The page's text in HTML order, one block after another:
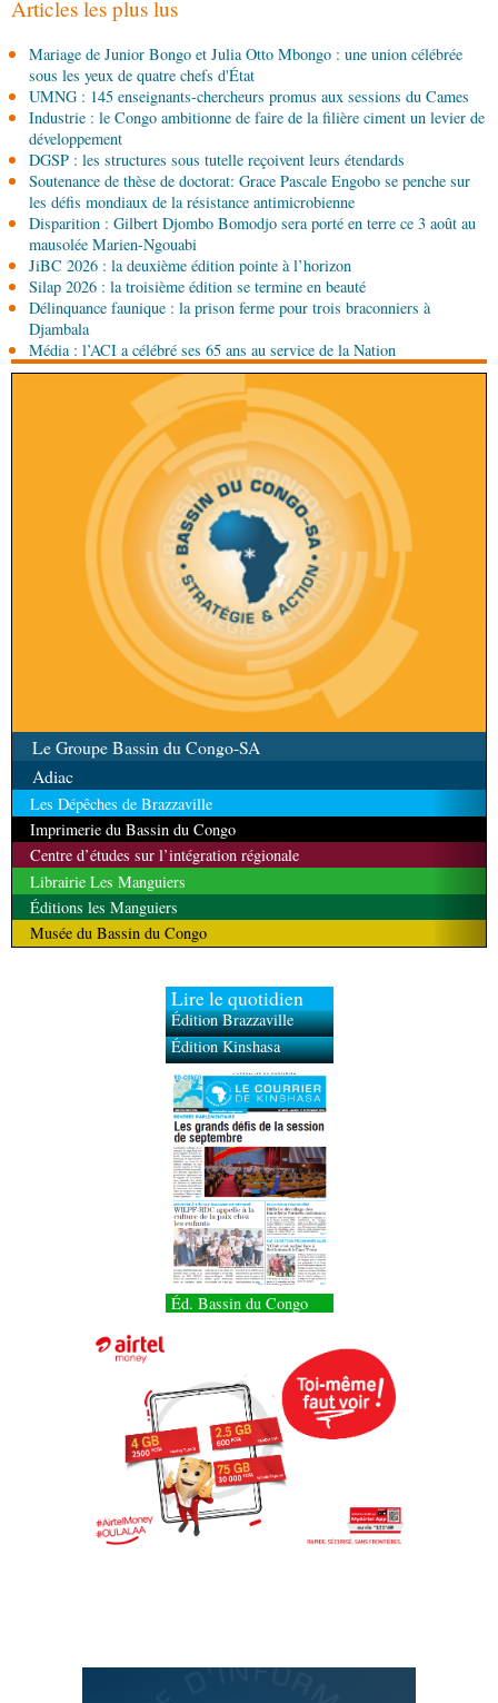
SociétéAssainissement et développement local :
les Nations unies réitèrent leur soutien au Congo
07-08-2026 11:03
SportFootball, le week-end des Diables rouges et
des Congolais de la diaspora en Coupes d'Europe
(matches aller du 3e tour)
07-08-2026 10:15
SportNzango: Sylvie Malonga élue présidente du
bureau exécutif d’Afis sport Pointe-Noire
Afrique-MondeAfrique de l'Ouest : les mafias du
numérique inventent une nouvelle traite humaine
Articles les plus lus
Mariage de Junior Bongo et Julia Otto Mbongo : une union célébrée
sous les yeux de quatre chefs d'État
UMNG : 145 enseignants-chercheurs promus aux sessions du Cames
Industrie : le Congo ambitionne de faire de la filière ciment un levier de
développement
DGSP : les structures sous tutelle reçoivent leurs étendards
Soutenance de thèse de doctorat: Grace Pascale Engobo se penche sur
les défis mondiaux de la résistance antimicrobienne
Disparition : Gilbert Djombo Bomodjo sera porté en terre ce 3 août au
mausolée Marien-Ngouabi
JiBC 2026 : la deuxième édition pointe à l’horizon
Silap 2026 : la troisième édition se termine en beauté
Délinquance faunique : la prison ferme pour trois braconniers à
Djambala
Média : l’ACI a célébré ses 65 ans au service de la Nation
Le Groupe Bassin du Congo-SA
Adiac
Les Dépêches de Brazzaville
Imprimerie du Bassin du Congo
Centre d’études sur l’intégration régionale
Librairie Les Manguiers
Éditions les Manguiers
Musée du Bassin du Congo
Lire le quotidien
Édition Brazzaville
Édition Kinshasa
Éd. Bassin du Congo